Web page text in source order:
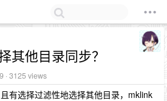
其他目录同步？
· 3125 views
有选择过滤性地选择其他目录，mklink